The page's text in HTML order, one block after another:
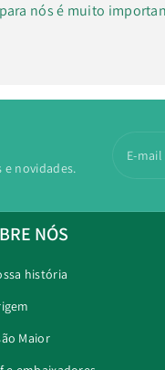
nós é muito
e novidades.
E-mail
NÓS
história
Maior